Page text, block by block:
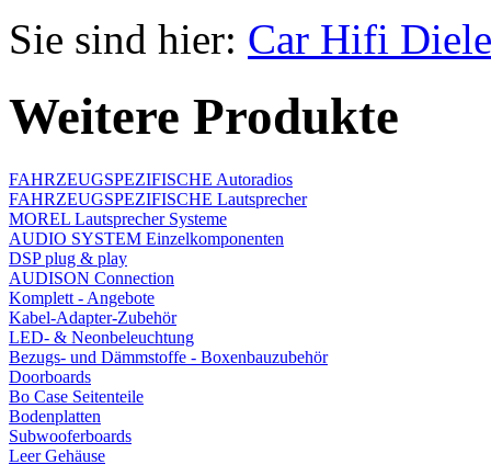
Sie sind hier: Car Hifi
Weitere Produkte
FAHRZEUGSPEZIFISCHE Autoradios
FAHRZEUGSPEZIFISCHE Lautsprecher
MOREL Lautsprecher Systeme
AUDIO SYSTEM Einzelkomponenten
DSP plug & play
AUDISON Connection
Komplett - Angebote
Kabel-Adapter-Zubehör
LED- & Neonbeleuchtung
Bezugs- und Dämmstoffe - Boxenbauzubehör
Doorboards
Bo Case Seitenteile
Bodenplatten
Subwooferboards
Leer Gehäuse